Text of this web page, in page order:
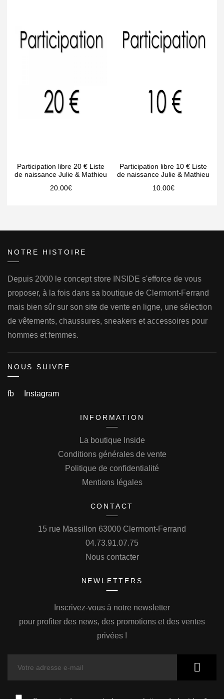
Participation libre 20 € Liste
de naissance Julie & Mathieu
20.00€
Participation libre 10 € Liste
de naissance Julie & Mathieu
10.00€
NOTRE HISTOIRE
Depuis 2000 le concept store INSIDE s'efforce de vous
proposer, à la fois dans sa boutique de Clermont-Ferrand
mais bien sûr sur son site de vente en ligne, une sélection
de vêtements, chaussures, sneakers et accessoires pour
hommes et femmes.
NOUS SUIVRE
fb Instagram
INFORMATION
La boutique Inside
Conditions générales de vente
Politique de confidentialité
Mentions légales
CONTACT
15 rue Massillon 63000 Clermont-Ferrand
04.73.91.07.75
Nous contacter
NEWLETTERS
Inscrivez-vous à notre newsletter
pour profiter des news, des promotions et des ventes
privées !